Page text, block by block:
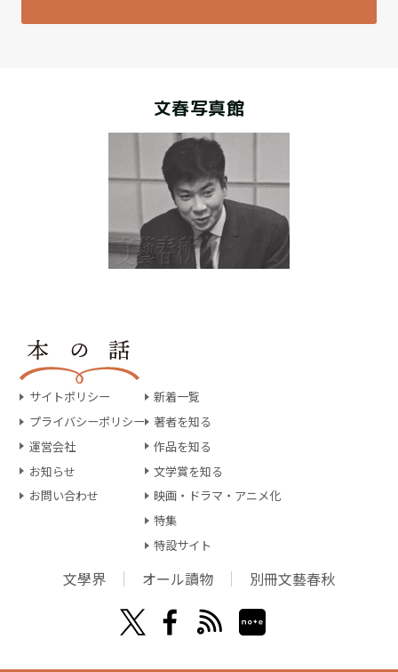
文春写真館
サイトポリシー
プライバシーポリシー
運営会社
お知らせ
お問い合わせ
新着一覧
著者を知る
作品を知る
文学賞を知る
映画・ドラマ・アニメ化
特集
特設サイト
文學界 オール讀物 別冊文藝春秋